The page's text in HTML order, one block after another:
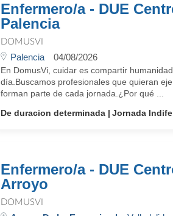
Enfermero/a - DUE
Palencia
DOMUSVI
Palencia 04/08/2026
En DomusVi, cuidar es compartir
día.Buscamos profesionales que quieran
forman parte de cada jornada.¿Por qué ...
De duracion determinada
Jornada
Enfermero/a - DUE
Arroyo
DOMUSVI